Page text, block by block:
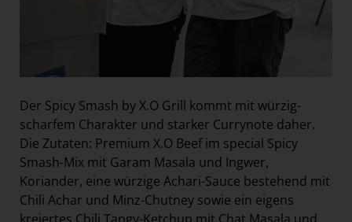
Der Spicy Smash by X.O Grill kommt mit würzig-
scharfem Charakter und starker Currynote daher.
Die Zutaten: Premium X.O Beef im special Spicy
Smash-Mix mit Garam Masala und Ingwer,
Koriander, eine würzige Achari-Sauce bestehend mit
Chili Achar und Minz-Chutney sowie ein eigens